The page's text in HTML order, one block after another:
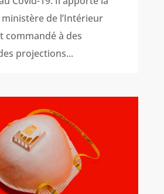
de l’Intérieur
commandé à des
projections...